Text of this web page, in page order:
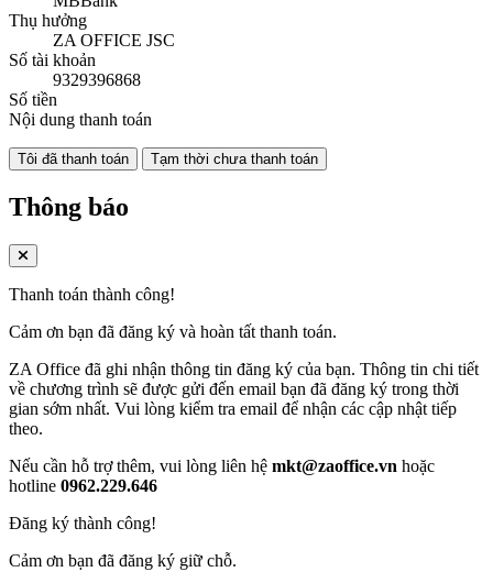
Thụ hưởng
ZA OFFICE JSC
Số tài khoản
9329396868
Số tiền
Nội dung thanh toán
Tôi đã thanh toán Tạm thời chưa thanh toán
Thông báo
Thanh toán thành công!
Cảm ơn bạn đã đăng ký và hoàn tất thanh toán.
ZA Office đã ghi nhận thông tin đăng ký của bạn. Thông tin chi tiết
về chương trình sẽ được gửi đến email bạn đã đăng ký trong thời
gian sớm nhất. Vui lòng kiểm tra email để nhận các cập nhật tiếp
theo.
Nếu cần hỗ trợ thêm, vui lòng liên hệ mkt@zaoffice.vn hoặc
hotline 0962.229.646
Đăng ký thành công!
Cảm ơn bạn đã đăng ký giữ chỗ.